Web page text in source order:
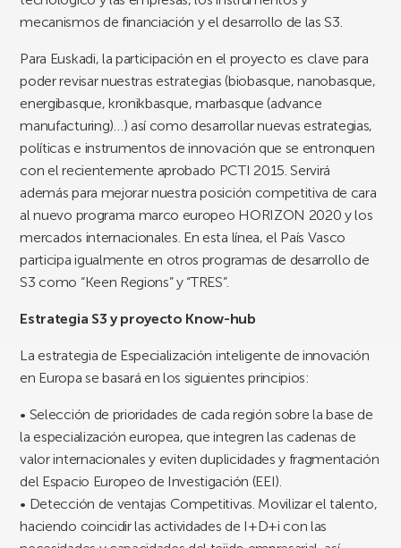
mecanismos de financiación y el desarrollo de las S3.
Para Euskadi, la participación en el proyecto es clave para
poder revisar nuestras estrategias (biobasque, nanobasque,
energibasque, kronikbasque, marbasque (advance
manufacturing)…) así como desarrollar nuevas estrategias,
políticas e instrumentos de innovación que se entronquen
con el recientemente aprobado PCTI 2015. Servirá
además para mejorar nuestra posición competitiva de cara
al nuevo programa marco europeo HORIZON 2020 y los
mercados internacionales. En esta línea, el País Vasco
participa igualmente en otros programas de desarrollo de
S3 como “Keen Regions” y “TRES”.
Estrategia S3 y proyecto Know-hub
La estrategia de Especialización inteligente de innovación
en Europa se basará en los siguientes principios:
• Selección de prioridades de cada región sobre la base de
la especialización europea, que integren las cadenas de
valor internacionales y eviten duplicidades y fragmentación
del Espacio Europeo de Investigación (EEI).
• Detección de ventajas Competitivas. Movilizar el talento,
haciendo coincidir las actividades de I+D+i con las